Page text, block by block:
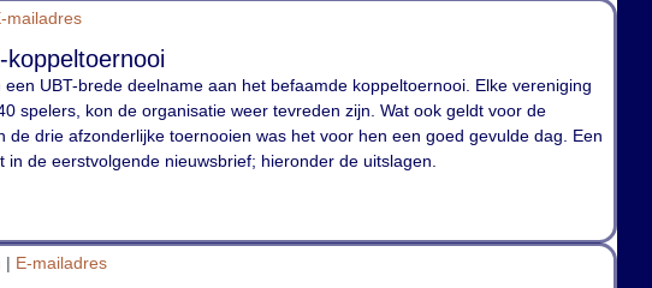
mailadres
koppeltoernooi
UBT-brede deelname aan het befaamde koppeltoernooi. Elke vereniging
spelers, kon de organisatie weer tevreden zijn. Wat ook geldt voor de
drie afzonderlijke toernooien was het voor hen een goed gevulde dag. Een
de eerstvolgende nieuwsbrief; hieronder de uitslagen.
| E-mailadres